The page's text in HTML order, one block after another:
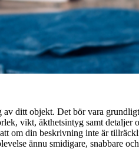
ditt objekt. Det bör vara
vikt, äkthetsintyg samt detaljer
om din beskrivning inte är
ännu smidigare, snabbare